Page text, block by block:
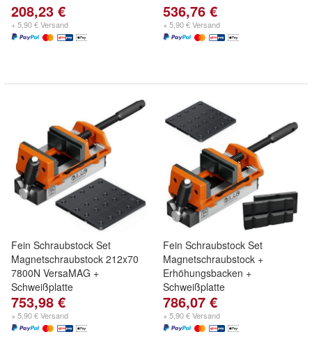
208,23 €
+ 5,90 € Versand
536,76 €
+ 5,90 € Versand
Fein Schraubstock Set
Magnetschraubstock 212x70
7800N VersaMAG +
Schweißplatte
753,98 €
+ 5,90 € Versand
Fein Schraubstock Set
Magnetschraubstock +
Erhöhungsbacken +
Schweißplatte
786,07 €
+ 5,90 € Versand